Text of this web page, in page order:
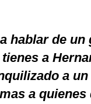
hablar de un
a
a
a quienes